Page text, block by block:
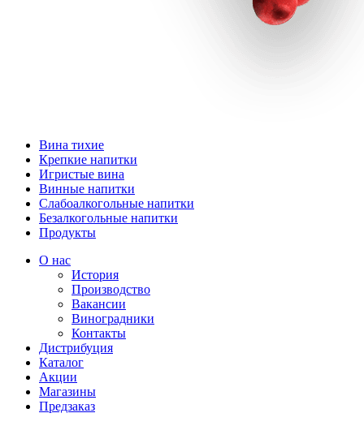
Вина тихие
Крепкие напитки
Игристые вина
Винные напитки
Слабоалкогольные напитки
Безалкогольные напитки
Продукты
О нас
История
Производство
Вакансии
Виноградники
Контакты
Дистрибуция
Каталог
Акции
Магазины
Предзаказ